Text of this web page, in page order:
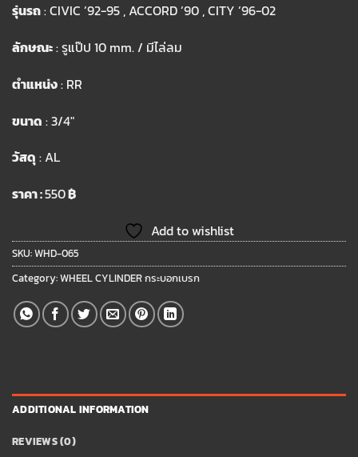
รุ่นรถ: CIVIC ’92-95 , ACCORD ’90 , CITY ’96-02
ลักษณะ: รูแป๊ป 10 mm. / มีไล่ลม
ตำแหน่ง: RR
ขนาด : 3/4″
วัสดุ : AL
ราคา :550฿
Add to wishlist
SKU:WHD-065
Category:WHEEL CYLINDER กระบอกเบรก
ADDITIONAL INFORMATION
REVIEWS (0)